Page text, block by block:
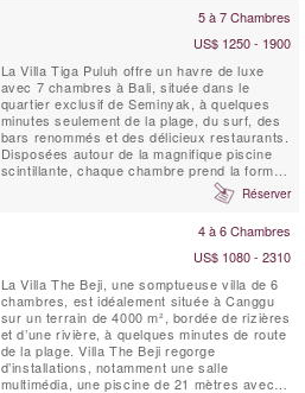
calme, tout en restant proche de la5 à 7 Chambres
US$ 1250 - 1900
La Villa Tiga Puluh offre un havre de luxe
avec 7 chambres à Bali, située dans le
quartier exclusif de Seminyak, à quelques
minutes seulement de la plage, du surf, des
bars renommés et des délicieux restaurants.
Disposées autour de la magnifique piscine
scintillante, chaque chambre prend la forme
d’un bungalow privé, offrant ainsi un équilibre
parfait entre les moments partagés et
raffiné préparé par notre chef ...
Réserver
4 à 6 Chambres
US$ 1080 - 2310
La Villa The Beji, une somptueuse villa de 6
chambres, est idéalement située à Canggu
sur un terrain de 4000 m², bordée de rizières
et d’une rivière, à quelques minutes de route
de la plage. Villa The Beji regorge
d’installations, notamment une salle
multimédia, une piscine de 21 mètres avec